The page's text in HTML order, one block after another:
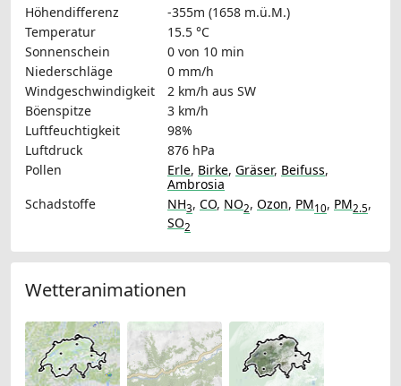
Höhendifferenz
-355m (1658 m.ü.M.)
Temperatur
15.5 °C
Sonnenschein
0 von 10 min
Niederschläge
0 mm/h
Windgeschwindigkeit
2 km/h aus SW
Böenspitze
3 km/h
Luftfeuchtigkeit
98%
Luftdruck
876 hPa
Pollen
Erle, Birke, Gräser, Beifuss,
Ambrosia
Schadstoffe
NH3, CO, NO2, Ozon, PM10, PM2.5,
SO2
Wetteranimationen